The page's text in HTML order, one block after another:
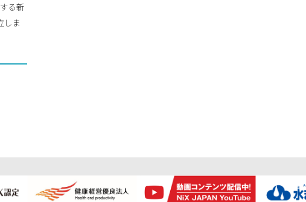
る新
しま